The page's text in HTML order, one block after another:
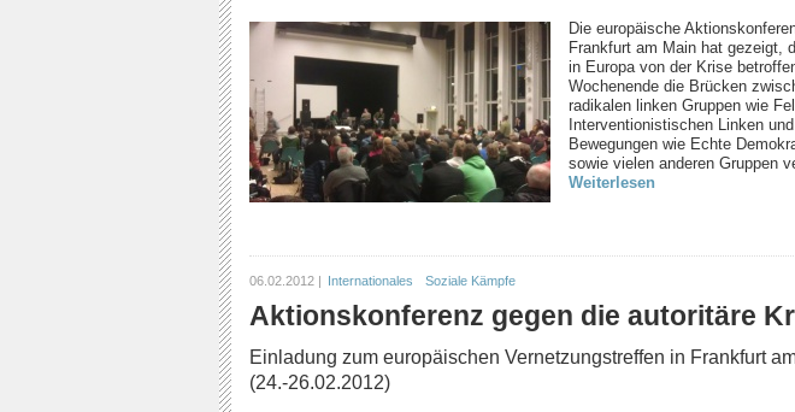
Die europäische
Frankfurt am Main hat gezeigt,
in Europa von der Krise
Wochenende die Brücken
radikalen linken Gruppen wie
Interventionistischen Linken
Bewegungen wie Echte
sowie vielen anderen Gruppen
Weiterlesen
06.02.2012 | Internationales Soziale Kämpfe
Aktionskonferenz gegen die autoritäre
Einladung zum europäischen Vernetzungstreffen in Frankfurt
(24.-26.02.2012)